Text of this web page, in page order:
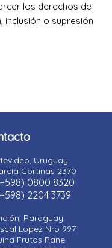
los derechos de
inclusión o supresión
Uruguay.
Cortinas 2370
0800 8320
2204 3739
Paraguay.
Lopez Nro 997
Frutos Pane